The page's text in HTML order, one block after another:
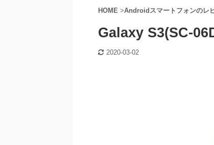
HOME >Androidスマートフォンのレ
Galaxy S3(SC-
2020-03-02